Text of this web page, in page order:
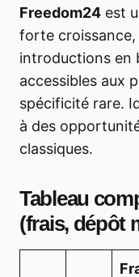
Freedom24 est
forte
introductions en
accessibles aux
spécificité rare.
à des
classiques.
Tableau
(frais, dépôt